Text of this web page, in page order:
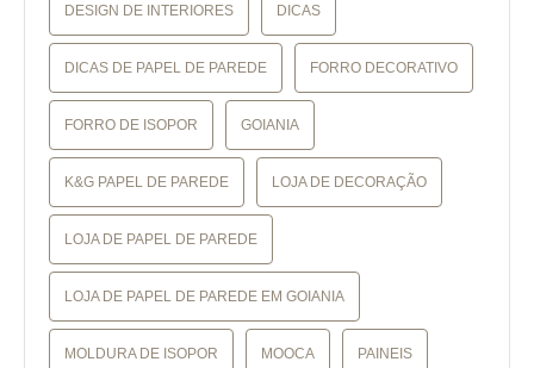
DESIGN DE INTERIORES DICAS
DICAS DE PAPEL DE PAREDE FORRO DECORATIVO
FORRO DE ISOPOR GOIANIA
K&G PAPEL DE PAREDE LOJA DE DECORAÇÃO
LOJA DE PAPEL DE PAREDE
LOJA DE PAPEL DE PAREDE EM GOIANIA
MOLDURA DE ISOPOR MOOCA PAINEIS